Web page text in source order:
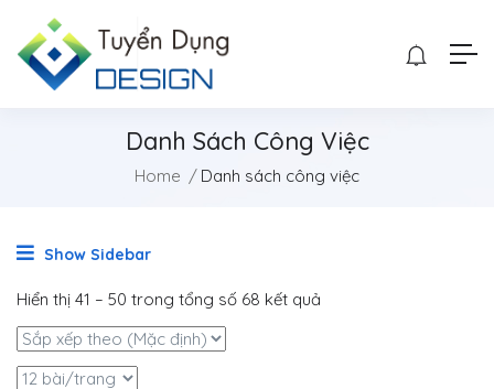
Danh Sách Công Việc
Home Danh sách công việc
Show Sidebar
Hiển thị 41 – 50 trong tổng số 68 kết quả